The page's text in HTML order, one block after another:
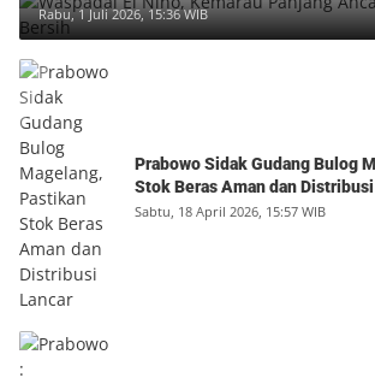
Rabu, 1 Juli 2026, 15:36 WIB
Prabowo Sidak Gudang Bulog
Stok Beras Aman dan
Sabtu, 18 April 2026, 15:57 WIB